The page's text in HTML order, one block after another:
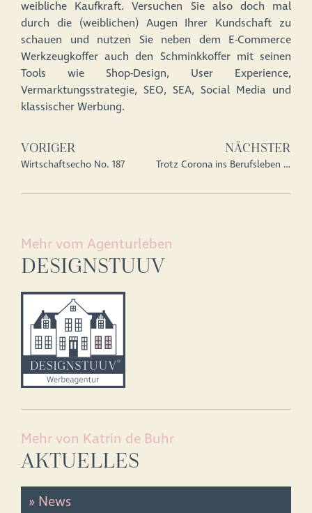
weibliche Kaufkraft. Versuchen Sie also doch mal
durch die (weiblichen) Augen Ihrer Kundschaft zu
schauen und nutzen Sie neben dem E-Commerce
Werkzeugkoffer auch den Schminkkoffer mit seinen
Tools wie Shop-Design, User Experience,
Vermarktungsstrategie, SEO, SEA, Social Media und
klassischer Werbung.
VORIGER
Wirtschaftsecho No. 187
NÄCHSTER
Trotz Corona ins Berufsleben schnuppern
Mehr vom Agenturleben
DESIGNSTUUV
Mehr von Katrin de Buhr
AKTUELLES
» News